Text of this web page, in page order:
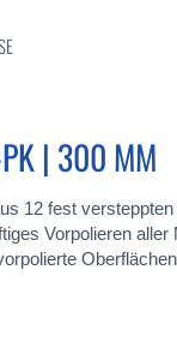
| 300 MM
12 fest
Vorpolieren